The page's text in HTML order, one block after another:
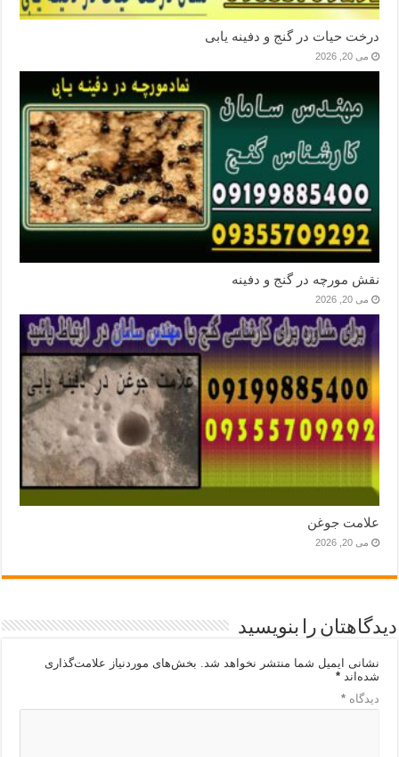
درخت حیات در گنج و دفینه یابی
می 20, 2026
نقش مورچه در گنج و دفینه
می 20, 2026
علامت جوغن
می 20, 2026
دیدگاهتان را بنویسید
نشانی ایمیل شما منتشر نخواهد شد.
بخش‌های موردنیاز علامت‌گذاری
شده‌اند*
دیدگاه*